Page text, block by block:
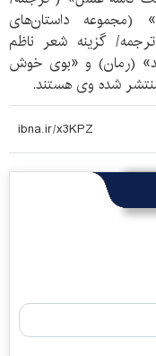
(مجموعه داستان‌های
گزینه شعر ناظم
(رمان) و «بوی خوش
منتشر شده وی هستند.